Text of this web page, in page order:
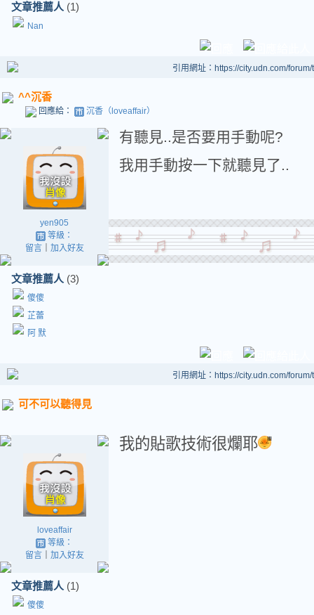
文章推薦人 (1)
Nan
引用網址：https://city.udn.com/
^^沉香
回應給： 沉香（loveaffair）
yen905
等級：
留言｜ 加入好友
文章推薦人 (3)
傻傻
芷蕾
阿 默
有聽見..是否要用手動呢?
我用手動按一下就聽見了..
引用網址：https://city.udn.com/
可不可以聽得見
loveaffair
等級：
留言｜ 加入好友
文章推薦人 (1)
傻傻
我的貼歌技術很爛耶